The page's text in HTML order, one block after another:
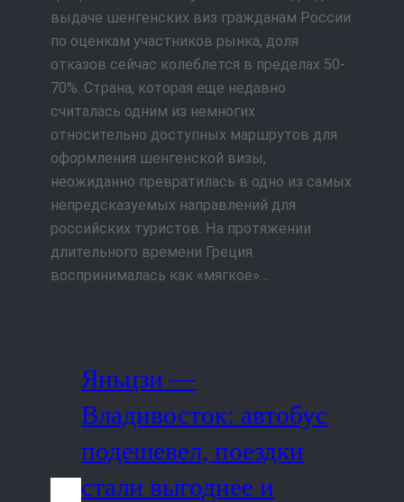
выдаче шенгенских виз гражданам России:
по оценкам участников рынка, доля
отказов сейчас колеблется в пределах 50-
70%. Страна, которая еще недавно
считалась одним из немногих
относительно доступных маршрутов для
оформления шенгенской визы,
неожиданно превратилась в одно из самых
непредсказуемых направлений для
российских туристов. На протяжении
длительного времени Греция
воспринималась как «мягкое»…
Яньцзи —
Владивосток: автобус
подешевел, поездки
стали выгоднее и